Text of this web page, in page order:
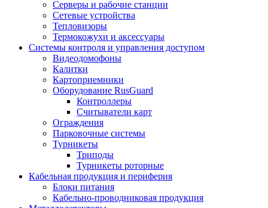
Серверы и рабочие станции
Сетевые устройства
Тепловизоры
Термокожухи и аксессуары
Системы контроля и управления доступом
Видеодомофоны
Калитки
Картоприемники
Оборудование RusGuard
Контроллеры
Считыватели карт
Ограждения
Парковочные системы
Турникеты
Триподы
Турникеты роторные
Кабельная продукция и периферия
Блоки питания
Кабельно-проводниковая продукция